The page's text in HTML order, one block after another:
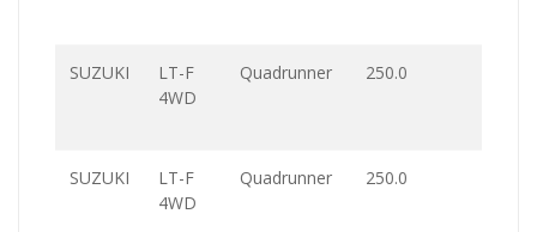
SUZUKI
LT-F
4WD
Quadrunner 250.0
SUZUKI
LT-F
4WD
Quadrunner 250.0